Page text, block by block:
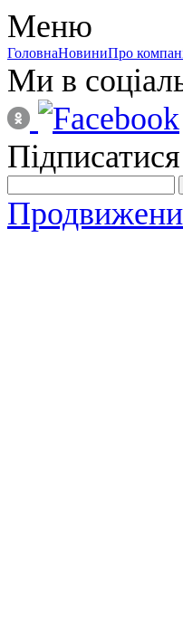
Меню
ГоловнаНовиниПро
Ми в